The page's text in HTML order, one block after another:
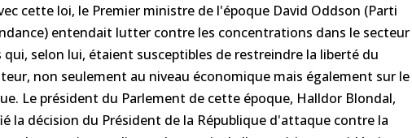
cette loi, le Premier ministre de l'époque David Oddson (Parti
entendait lutter contre les concentrations dans le secteur
qui, selon lui, étaient susceptibles de restreindre la liberté du
non seulement au niveau économique mais également sur le
Le président du Parlement de cette époque, Halldor Blondal,
la décision du Président de la République d'attaque contre la